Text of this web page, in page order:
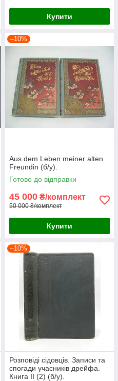
Купити
–10%
Aus dem Leben meiner alten
Freundin (б/у).
Готово до відправки
45 000 ₴/комплект
50 000 ₴/комплект
Купити
–10%
Розповіді сідовців. Записи та
спогади учасників дрейфа.
Книга II (2) (б/у).